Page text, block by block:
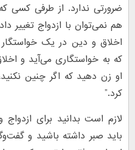
ضرورتی ندارد. از طرفی کسی
هم نمی‌توان با ازدواج تغییر
اخلاق و دین در یک
که به خواستگاری می‌آید و
او زن دهید که اگر چنین
کرد.”
لازم است بدانید برای
باید صبر داشته باشید و